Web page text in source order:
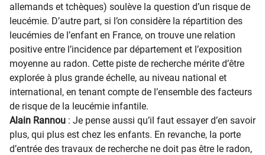
allemands et tchèques) soulève la question d’un risque de
leucémie. D’autre part, si l’on considère la répartition des
leucémies de l’enfant en France, on trouve une relation
positive entre l’incidence par département et l’exposition
moyenne au radon. Cette piste de recherche mérite d’être
explorée à plus grande échelle, au niveau national et
international, en tenant compte de l’ensemble des facteurs
de risque de la leucémie infantile.
Alain Rannou : Je pense aussi qu’il faut essayer d’en savoir
plus, qui plus est chez les enfants. En revanche, la porte
d’entrée des travaux de recherche ne doit pas être le radon,